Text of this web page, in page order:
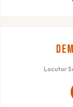
Locutor